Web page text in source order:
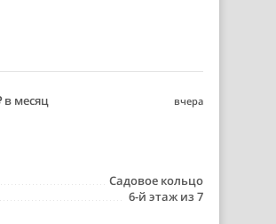
в месяц вчера
Садовое кольцо
6-й этаж из 7